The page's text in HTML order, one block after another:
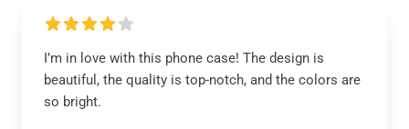
I’m in love with this phone case! The design is
beautiful, the quality is top-notch, and the colors are
so bright.